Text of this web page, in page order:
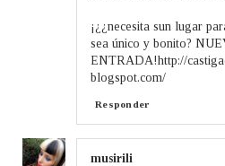
¡¿¿necesita sun lugar
sea único y bonito?
ENTRADA!http://
blogspot.com/
Responder
musirili